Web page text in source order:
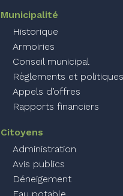
Municipalité
Historique
Armoiries
Conseil municipal
Règlements et politiques
Appels d’offres
Rapports financiers
Citoyens
Administration
Avis publics
Déneigement